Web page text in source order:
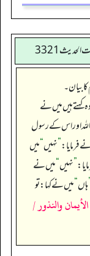
3321
بیان۔
ہیں میں نے
اور اس کے رسول
فرمایا:”نہیں“میں
”نہیں“میں نے
ہاں“میں نے کہا: تو
والنذور /